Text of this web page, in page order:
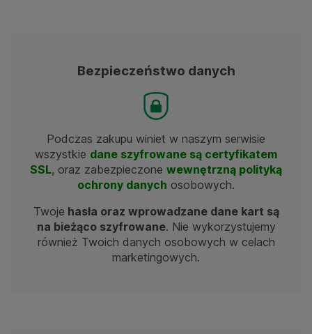
Bezpieczeństwo danych
Podczas zakupu winiet w naszym serwisie
wszystkie dane szyfrowane są certyfikatem
SSL, oraz zabezpieczone wewnętrzną polityką
ochrony danych osobowych.
Twoje hasła oraz wprowadzane dane kart są
na bieżąco szyfrowane. Nie wykorzystujemy
również Twoich danych osobowych w celach
marketingowych.